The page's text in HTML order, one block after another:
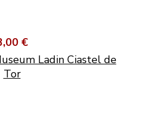
€
Ladin Ciastel de
Tor